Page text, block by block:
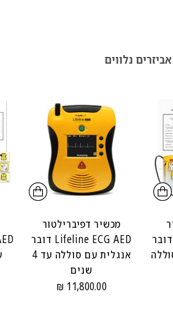
אביזרים נלווים
Lifeline VIEW AED דובר
מכשיר דפיברילטור
Lifeline ECG AED דובר
אנגלית עם סוללה עד 4
שנים
11,800.00 ₪